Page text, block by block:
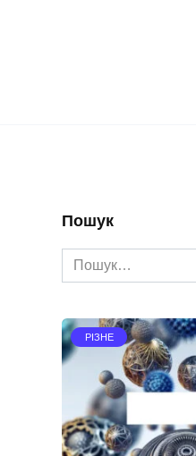
Пошук
Search
for:
РІЗНЕ